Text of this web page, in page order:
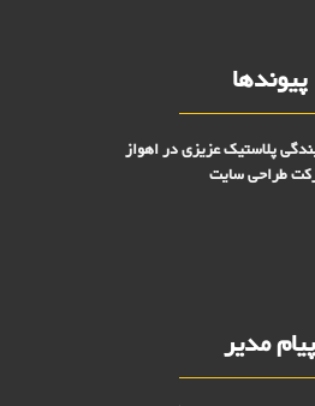
پیوندها
پلاستیک عزیزی در اهواز
طراحی سایت
پیام مدیر